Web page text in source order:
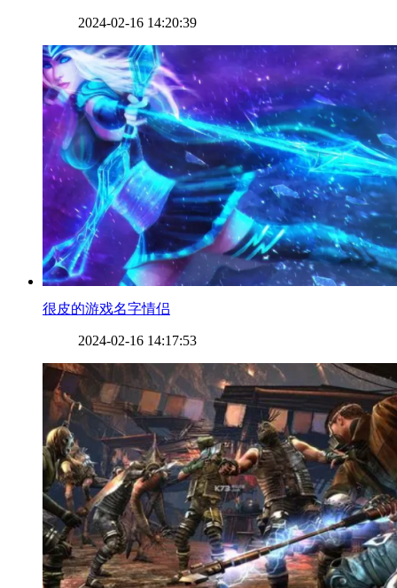
2024-02-16 14:20:39
​很皮的游戏名字情侣
2024-02-16 14:17:53